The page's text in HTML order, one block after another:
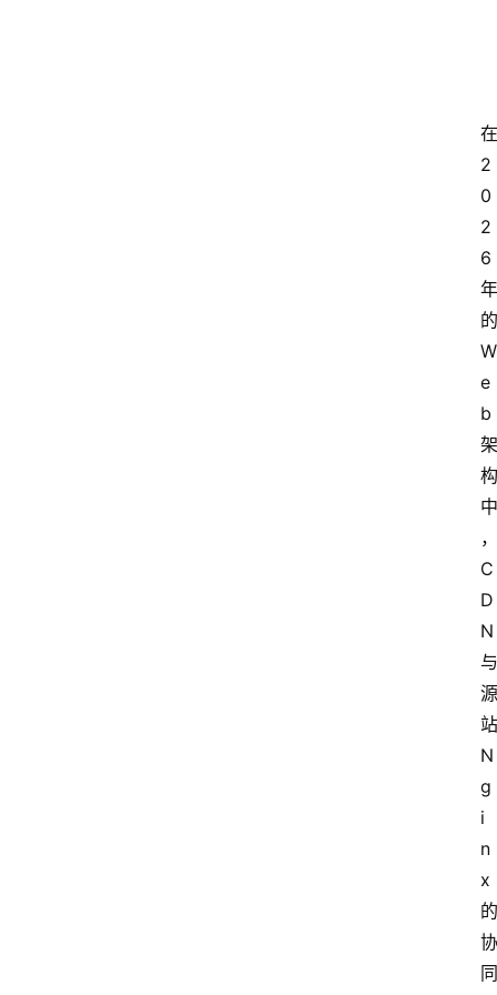
在
2
0
2
6
年
的
W
e
b
架
构
中
，
C
D
N
与
源
站
N
g
i
n
x
的
协
同